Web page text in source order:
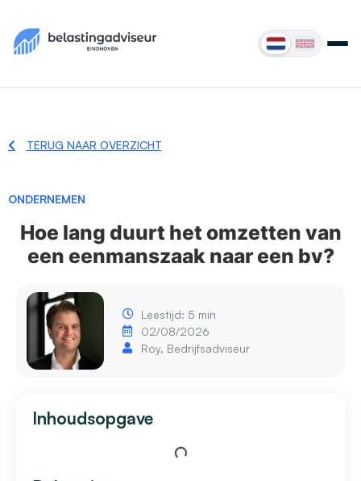
TERUG NAAR OVERZICHT
ONDERNEMEN
Hoe lang duurt het omzetten van
een eenmanszaak naar een bv?
Leestijd: 5 min
02/08/2026
Roy, Bedrijfsadviseur
Inhoudsopgave